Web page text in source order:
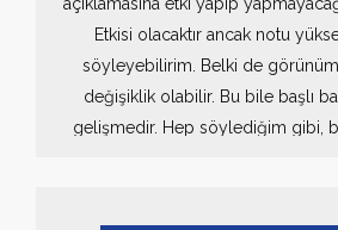
Etkisi olacaktır ancak notu
söyleyebilirim. Belki de
değişiklik olabilir. Bu bile başlı
gelişmedir. Hep söylediğim gibi,